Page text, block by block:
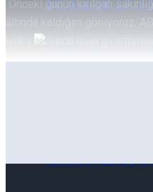
Günlük Açığa Satış
Önceki günün kırılgan
altında kaldığını
halka arzlarda baskıyı